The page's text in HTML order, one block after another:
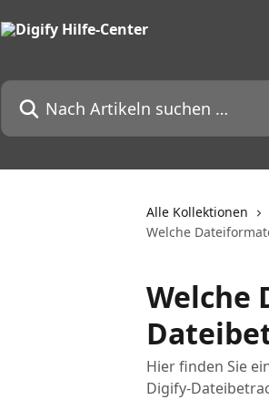
Nach Artikeln suchen …
Alle Kollektionen
Welche
Welche
Hier finden Sie
Digify-